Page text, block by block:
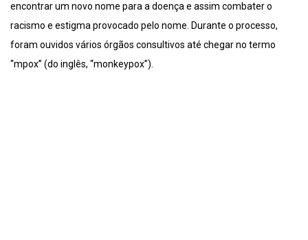
encontrar um novo nome para a doença e assim combater o
racismo e estigma provocado pelo nome. Durante o processo,
foram ouvidos vários órgãos consultivos até chegar no termo
“mpox” (do inglês, “monkeypox”).